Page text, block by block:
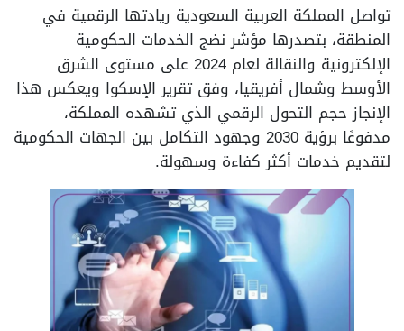
تواصل المملكة العربية السعودية ريادتها الرقمية في
المنطقة، بتصدرها مؤشر نضج الخدمات الحكومية
الإلكترونية والنقالة لعام 2024 على مستوى الشرق
الأوسط وشمال أفريقيا، وفق تقرير الإسكوا ويعكس هذا
الإنجاز حجم التحول الرقمي الذي تشهده المملكة،
مدفوعًا برؤية 2030 وجهود التكامل بين الجهات الحكومية
لتقديم خدمات أكثر كفاءة وسهولة.